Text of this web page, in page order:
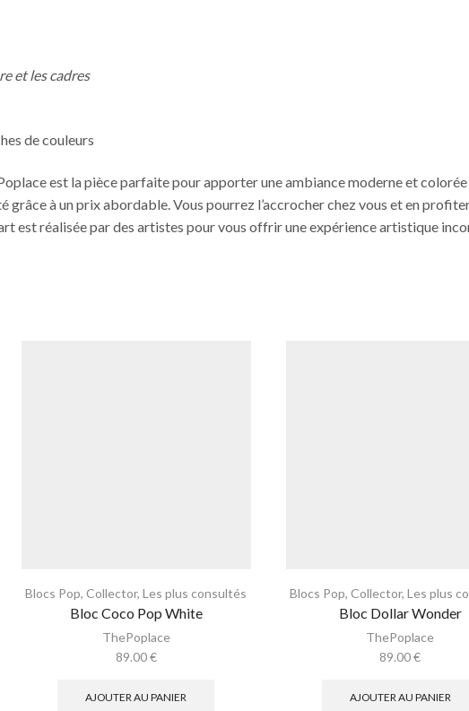
et les cadres
de couleurs
est la pièce parfaite pour apporter une ambiance moderne et
grâce à un prix abordable. Vous pourrez l’accrocher chez vous et en
est réalisée par des artistes pour vous offrir une expérience artistique
Blocs Pop,Collector,Les plus consultés
Bloc Coco Pop White
ThePoplace
89.00€
AJOUTER AU PANIER
Blocs Pop, Collector, Les plus
Bloc Dollar Wonder
ThePoplace
89.00€
AJOUTER AU PANIER